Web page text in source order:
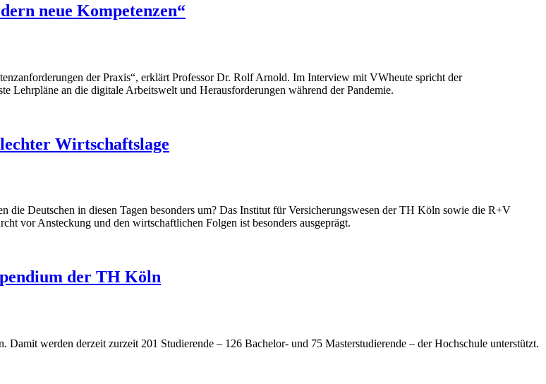
neue Kompetenzen“
der Praxis“, erklärt Professor Dr. Rolf Arnold. Im Interview mit VWheute spricht der
Lehrpläne an die digitale Arbeitswelt und Herausforderungen während der Pandemie.
Wirtschaftslage
Deutschen in diesen Tagen besonders um? Das Institut für Versicherungswesen der TH Köln sowie die R+V
vor Ansteckung und den wirtschaftlichen Folgen ist besonders ausgeprägt.
der TH Köln
werden derzeit zurzeit 201 Studierende – 126 Bachelor- und 75 Masterstudierende – der Hochschule unterstützt.